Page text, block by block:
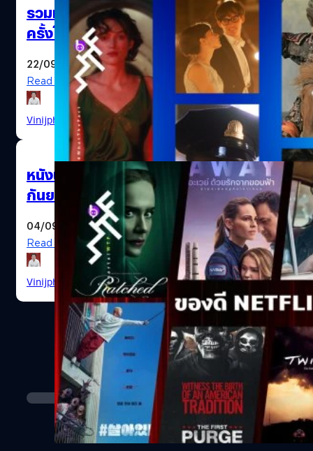
The Midnight Sky
Drama Movies on Netflix
รวมหนังดราม่า “ต้องเสียน้ำตา” สัก
ครั้งในชีวิต บน Netflix (ตอนที่ 1)
22/09/2020
Read More
Vinijphat Kanyapong| 2147 days ago
หนังและซีรีส์ Netflix น่าดู! ในเดือน
กันยายน
04/09/2020
Read More
Vinijphat Kanyapong| 2164 days ago